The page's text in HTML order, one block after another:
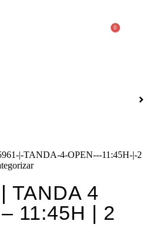
0
|-TANDA-4-OPEN---11:45H-|-2
TANDA 4
11:45H | 2